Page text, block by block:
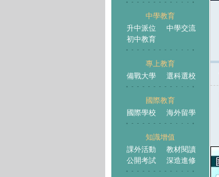
中學教育
升中派位
中學交流
初中教育
專上教育
備戰大學
選科選校
國際教育
國際學校
海外留學
知識增值
課外活動
教材閱讀
公開考試
深造進修